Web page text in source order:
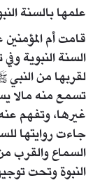
علمها بالسنة
قامت أم
السنة النبوية وفي
لقربها من
تسمع منه مالا
غيرها، وتفهم
جاءت روايتها
السماع والقرب
النبوة وتحت